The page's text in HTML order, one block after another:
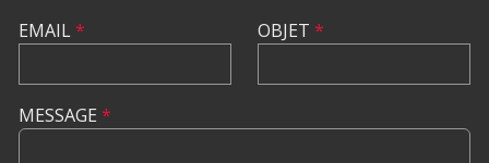
EMAIL* OBJET *
MESSAGE *